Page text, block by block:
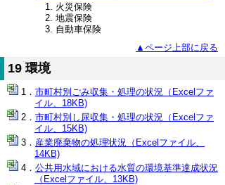
火災保険
地震保険
自動車保険
▲ページ上部に戻る
19 環境
市町村別ごみ収集・処理の状況（Excelファ
イル、18KB)
市町村別し尿収集・処理の状況（Excelファ
イル、15KB)
産業廃棄物の処理状況（Excelファイル、
14KB)
公共用水域における水質の環境基準達成状況
（Excelファイル、13KB)